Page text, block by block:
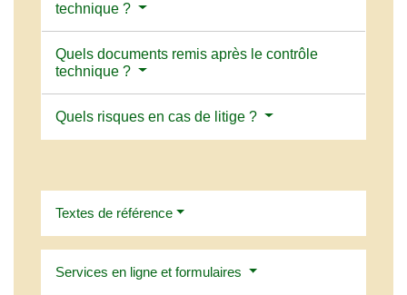
technique ?
Quels documents remis après le contrôle
technique ?
Quels risques en cas de litige ?
Textes de référence
Services en ligne et formulaires